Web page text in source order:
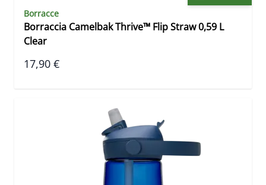
Borracce
Borraccia Camelbak Thrive™ Flip Straw 0,59 L
Clear
17,90 €